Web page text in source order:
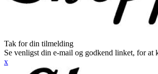
Tak for din tilmelding
Se venligst din e-mail og godkend linket, for at
x